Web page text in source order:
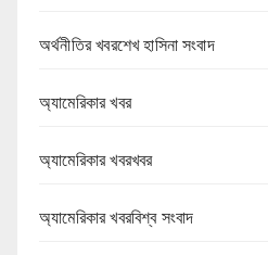
অর্থনীতির খবরশেখ হাসিনা সংবাদ
অ্যামেরিকার খবর
অ্যামেরিকার খবরখবর
অ্যামেরিকার খবরবিশ্ব সংবাদ